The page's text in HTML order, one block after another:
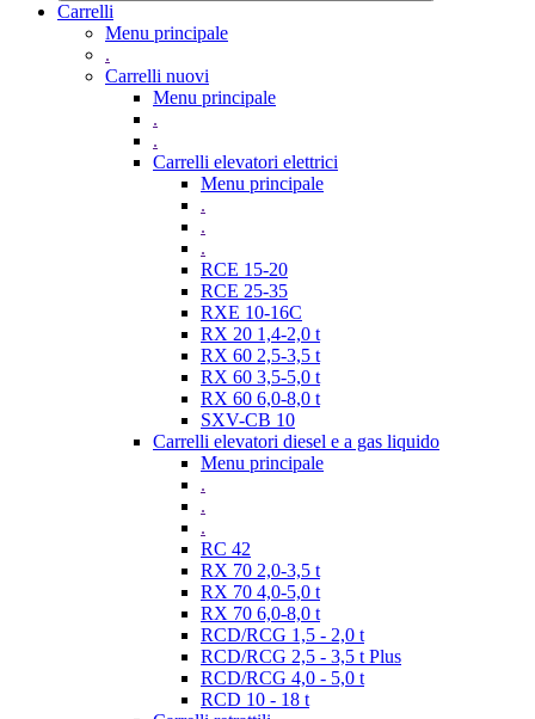
Carrelli
Menu principale
.
Carrelli nuovi
Menu principale
.
.
Carrelli elevatori elettrici
Menu principale
.
.
.
RCE 15-20
RCE 25-35
RXE 10-16C
RX 20 1,4-2,0 t
RX 60 2,5-3,5 t
RX 60 3,5-5,0 t
RX 60 6,0-8,0 t
SXV-CB 10
Carrelli elevatori diesel e a gas liquido
Menu principale
.
.
.
RC 42
RX 70 2,0-3,5 t
RX 70 4,0-5,0 t
RX 70 6,0-8,0 t
RCD/RCG 1,5 - 2,0 t
RCD/RCG 2,5 - 3,5 t Plus
RCD/RCG 4,0 - 5,0 t
RCD 10 - 18 t